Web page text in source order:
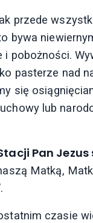
przede
bywa
i pobożności.
pasterze nad
się
lub
Pan
Matką,
czasie